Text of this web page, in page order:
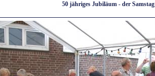
50 jähriges Jubiläum - der Samstag